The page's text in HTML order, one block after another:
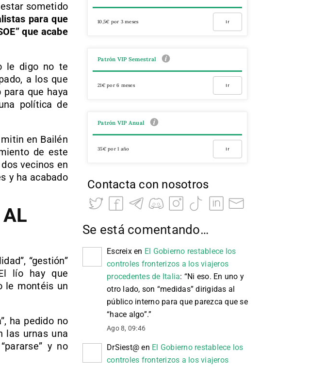
sometido
para que
que acabe
le digo no te
a los que
que haya
política de
en Bailén
de este
vecinos en
y ha acabado
“gestión”
lío hay que
le montéis un
ha pedido no
las urnas una
y no
10,5€ por 3 meses Ir
Patrón VIP Semestral
21€ por 6 meses Ir
Patrón VIP Anual
35€ por 1 año Ir
Contacta con nosotros
Se está comentando…
Escreixen El Gobierno restablece los
controles fronterizos a los viajeros
procedentes de Italia: “Ni eso. En uno y
otro lado, son “medidas” dirigidas al
público interno para que parezca que se
“hace algo”.”
Ago 8, 09:46
DrSiest@ en El Gobierno restablece los
controles fronterizos a los viajeros